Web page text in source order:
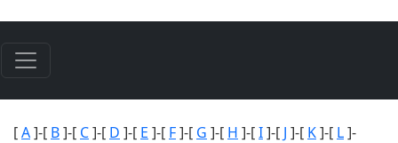
[A]-[ B]-[ C]-[ D ]-[ E ]-[ F]-[ G ]-[ H ]-[I]-[ J ]-[ K]-[ L]-